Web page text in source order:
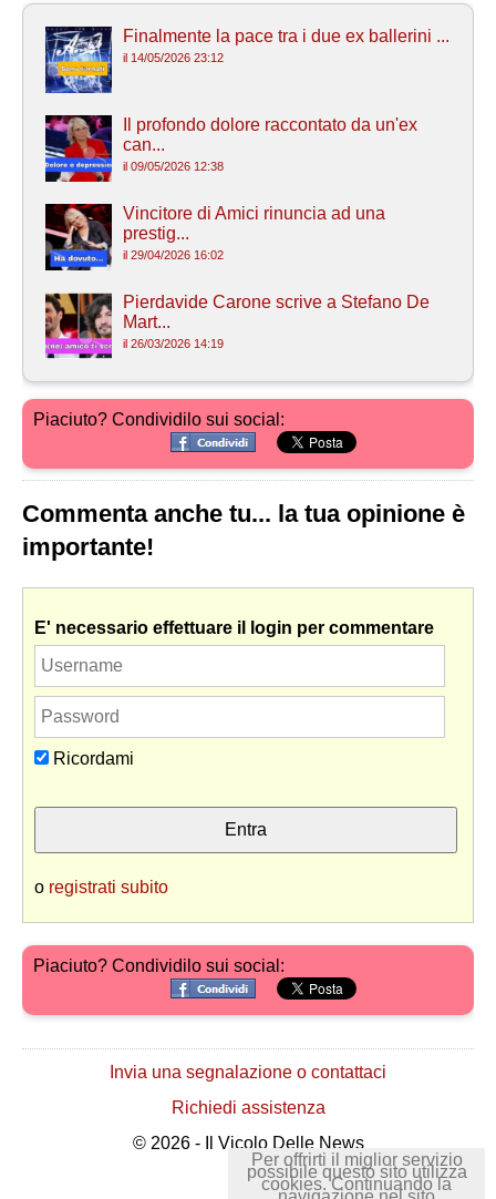
Finalmente la pace tra i due ex ballerini ...
il 14/05/2026 23:12
Il profondo dolore raccontato da un'ex
can...
il 09/05/2026 12:38
Vincitore di Amici rinuncia ad una
prestig...
il 29/04/2026 16:02
Pierdavide Carone scrive a Stefano De
Mart...
il 26/03/2026 14:19
Piaciuto? Condividilo sui social:
Commenta anche tu... la tua opinione è
importante!
E' necessario effettuare il login per commentare
Ricordami
o registrati subito
Piaciuto? Condividilo sui social:
Invia una segnalazione o contattaci
Richiedi assistenza
© 2026 - Il Vicolo Delle News
Per offrirti il miglior servizio
possibile questo sito utilizza
cookies. Continuando la